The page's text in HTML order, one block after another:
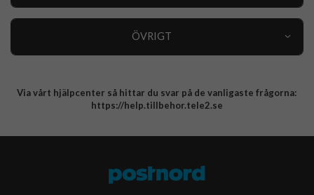
ÖVRIGT
Integritetspolicy
Via vårt hjälpcenter så hittar du svar på de vanligaste frågorna:
https://help.tillbehor.tele2.se